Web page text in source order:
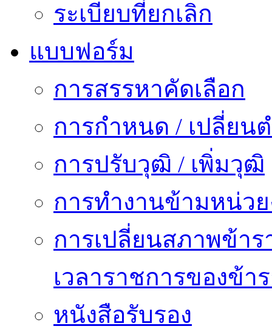
ระเบียบที่ยกเลิก
แบบฟอร์ม
การสรรหาคัดเลือก
การกำหนด / เปลี่ยน
การปรับวุฒิ / เพิ่มวุฒิ
การทำงานข้ามหน่ว
การเปลี่ยนสภาพข้า
เวลาราชการของข้า
หนังสือรับรอง